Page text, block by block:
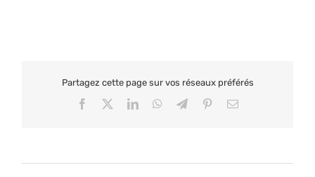
Partagez cette page sur vos réseaux préférés
Facebook LinkedInWhatsApp
TelegramPinterestEmail